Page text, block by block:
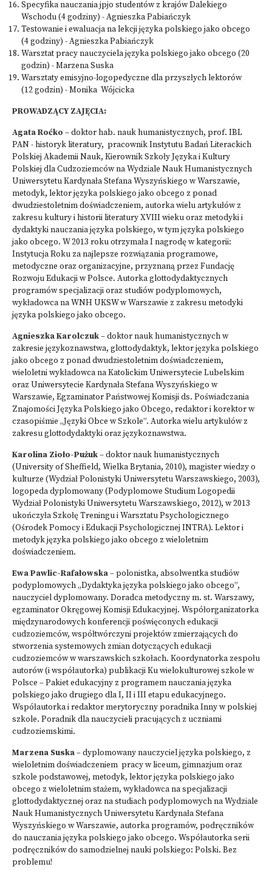
Specyfika nauczania jpjo studentów z krajów Dalekiego
Wschodu (4 godziny) - Agnieszka Pabiańczyk
Testowanie i ewaluacja na lekcji języka polskiego jako obcego
(4 godziny) - Agnieszka Pabiańczyk
Warsztat pracy nauczyciela języka polskiego jako obcego (20
godzin) - Marzena Suska
Warsztaty emisyjno-logopedyczne dla przyszłych lektorów
(12 godzin) - Monika Wójcicka
PROWADZĄCY ZAJĘCIA:
Agata Roćko – doktor hab. nauk humanistycznych, prof. IBL
PAN - historyk literatury, pracownik Instytutu Badań Literackich
Polskiej Akademii Nauk, Kierownik Szkoły Języka i Kultury
Polskiej dla Cudzoziemców na Wydziale Nauk Humanistycznych
Uniwersytetu Kardynała Stefana Wyszyńskiego w Warszawie,
metodyk, lektor języka polskiego jako obcego z ponad
dwudziestoletnim doświadczeniem, autorka wielu artykułów z
zakresu kultury i historii literatury XVIII wieku oraz metodyki i
dydaktyki nauczania języka polskiego, w tym języka polskiego
jako obcego. W 2013 roku otrzymała I nagrodę w kategorii:
Instytucja Roku za najlepsze rozwiązania programowe,
metodyczne oraz organizacyjne, przyznaną przez Fundację
Rozwoju Edukacji w Polsce. Autorka glottodydaktycznych
programów specjalizacji oraz studiów podyplomowych,
wykładowca na WNH UKSW w Warszawie z zakresu metodyki
języka polskiego jako obcego.
Agnieszka Karolczuk– doktor nauk humanistycznych w
zakresie językoznawstwa, glottodydaktyk, lektor języka polskiego
jako obcego z ponad dwudziestoletnim doświadczeniem,
wieloletni wykładowca na Katolickim Uniwersytecie Lubelskim
oraz Uniwersytecie Kardynała Stefana Wyszyńskiego w
Warszawie, Egzaminator Państwowej Komisji ds. Poświadczania
Znajomości Języka Polskiego jako Obcego, redaktor i korektor w
czasopiśmie „Języki Obce w Szkole”. Autorka wielu artykułów z
zakresu glottodydaktyki oraz językoznawstwa.
Karolina Zioło-Pużuk– doktor nauk humanistycznych
(University of Sheffield, Wielka Brytania, 2010), magister wiedzy o
kulturze (Wydział Polonistyki Uniwersytetu Warszawskiego, 2003),
logopeda dyplomowany (Podyplomowe Studium Logopedii
Wydział Polonistyki Uniwersytetu Warszawskiego, 2012), w 2013
ukończyła Szkołę Treningu i Warsztatu Psychologicznego
(Ośrodek Pomocy i Edukacji Psychologicznej INTRA). Lektor i
metodyk języka polskiego jako obcego z wieloletnim
doświadczeniem.
Ewa Pawlic-Rafałowska– polonistka, absolwentka studiów
podyplomowych „Dydaktyka języka polskiego jako obcego”,
nauczyciel dyplomowany. Doradca metodyczny m. st. Warszawy,
egzaminator Okręgowej Komisji Edukacyjnej. Współorganizatorka
międzynarodowych konferencji poświęconych edukacji
cudzoziemców, współtwórczyni projektów zmierzających do
stworzenia systemowych zmian dotyczących edukacji
cudzoziemców w warszawskich szkołach. Koordynatorka zespołu
autorów (i współautorka) publikacji Ku wielokulturowej szkole w
Polsce – Pakiet edukacyjny z programem nauczania języka
polskiego jako drugiego dla I, II i III etapu edukacyjnego.
Współautorka i redaktor merytoryczny poradnika Inny w polskiej
szkole. Poradnik dla nauczycieli pracujących z uczniami
cudzoziemskimi.
Marzena Suska– dyplomowany nauczyciel języka polskiego, z
wieloletnim doświadczeniem pracy w liceum, gimnazjum oraz
szkole podstawowej, metodyk, lektor języka polskiego jako
obcego z wieloletnim stażem, wykładowca na specjalizacji
glottodydaktycznej oraz na studiach podyplomowych na Wydziale
Nauk Humanistycznych Uniwersytetu Kardynała Stefana
Wyszyńskiego w Warszawie, autorka programów, podręczników
do nauczania języka polskiego jako obcego. Współautorka serii
podręczników do samodzielnej nauki polskiego: Polski. Bez
problemu!